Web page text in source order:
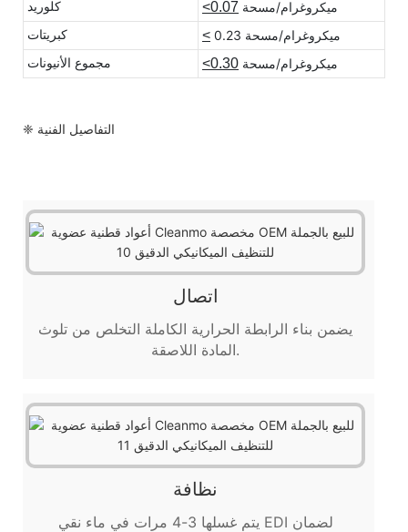
كلوريد <0.07 ميكروغرام/مسحة
كبريتات
<
0.23 ميكروغرام/مسحة
مجموع الأنيونات
<0.30 ميكروغرام/مسحة
❈ التفاصيل الفنية
اتصال
يضمن بناء الرابطة الحرارية الكاملة التخلص من تلوث
المادة اللاصقة.
نظافة
يتم غسلها 3-4 مرات في ماء نقي EDI لضمان